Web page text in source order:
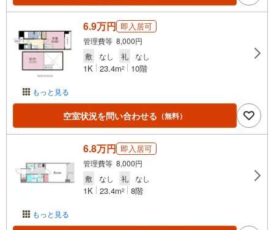
もっと見る
6.9万円 即入居可
管理費等 8,000円
敷
なし 礼 なし
1K 23.4m2 10階
空室状況を問い合わせる （無料）
もっと見る
6.8万円 即入居可
管理費等 8,000円
敷
なし 礼 なし
1K 23.4m2 8階